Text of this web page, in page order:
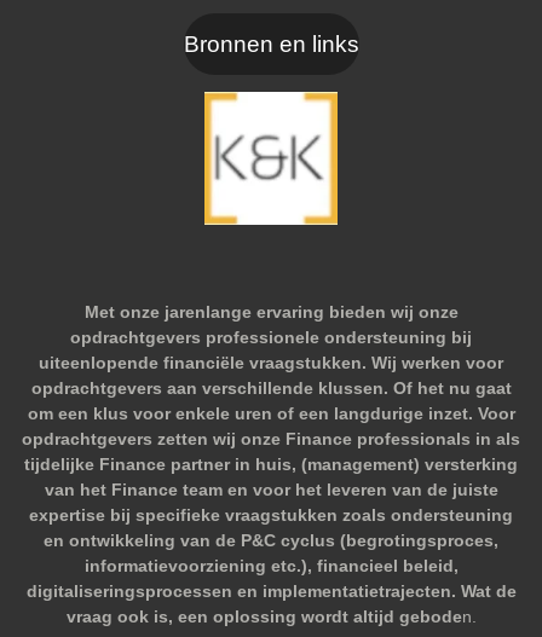
Bronnen en links
Met onze jarenlange ervaring bieden wij onze
opdrachtgevers professionele ondersteuning bij
uiteenlopende financiële vraagstukken. Wij werken voor
opdrachtgevers aan verschillende klussen. Of het nu gaat
om een klus voor enkele uren of een langdurige inzet. Voor
opdrachtgevers zetten wij onze Finance professionals in als
tijdelijke Finance partner in huis, (management) versterking
van het Finance team en voor het leveren van de juiste
expertise bij specifieke vraagstukken zoals ondersteuning
en ontwikkeling van de P&C cyclus (begrotingsproces,
informatievoorziening etc.), financieel beleid,
digitaliseringsprocessen en implementatietrajecten. Wat de
vraag ook is, een oplossing wordt altijd geboden.